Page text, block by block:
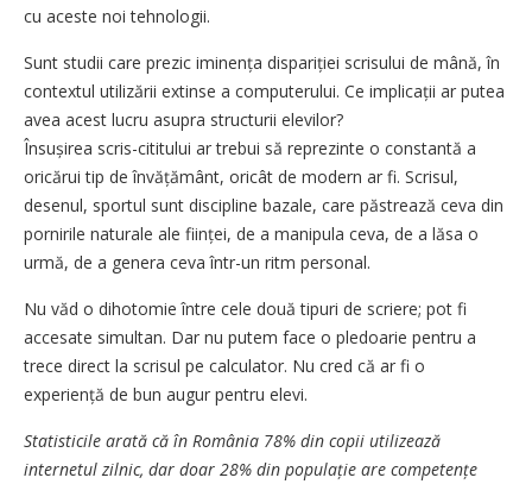
cu aceste noi tehnologii.
Sunt studii care prezic iminența dispariției scrisului de mână, în
contextul utilizării extinse a computerului. Ce implicații ar putea
avea acest lucru asupra structurii elevilor?
Însușirea scris-cititului ar trebui să reprezinte o constantă a
oricărui tip de învățământ, oricât de modern ar fi. Scrisul,
desenul, sportul sunt discipline bazale, care păstrează ceva din
pornirile naturale ale ființei, de a manipula ceva, de a lăsa o
urmă, de a genera ceva într-un ritm personal.
Nu văd o dihotomie între cele două tipuri de scriere; pot fi
accesate simultan. Dar nu putem face o pledoarie pentru a
trece direct la scrisul pe calculator. Nu cred că ar fi o
experiență de bun augur pentru elevi.
Statisticile arată că în România 78% din copii utilizează
internetul zilnic, dar doar 28% din populație are competențe